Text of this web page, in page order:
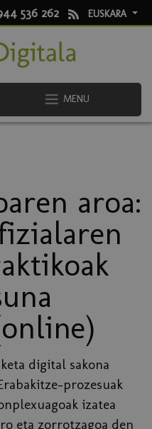
536 262 EUSKARA
MENU
aroa:
digital sakona
prozesuak
izatea
eta zorrotzagoa den